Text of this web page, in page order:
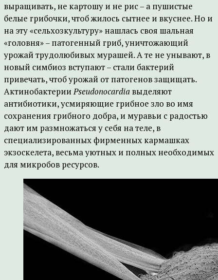
выращивать, не картошу и не рис – а пушистые
белые грибочки, чтоб жилось сытнее и вкуснее. Но и
на эту «сельхозкультуру» нашлась своя шальная
«головня» – патогенный гриб, уничтожающий
урожай трудолюбивых мурашей. А те не унывают, в
новый симбиоз вступают – стали бактерий
привечать, чтоб урожай от патогенов защищать.
АктинобактерииPseudonocardia выделяют
антибиотики, усмиряющие грибное зло во имя
сохранения грибного добра, и муравьи с радостью
дают им размножаться у себя на теле, в
специализированных фирменных кармашках
экзоскелета, весьма уютных и полных необходимых
для микробов ресурсов.